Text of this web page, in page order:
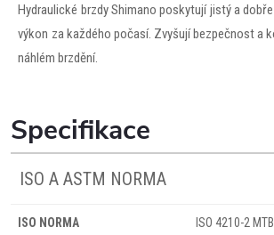
Hydraulické brzdy Shimano poskytují jistý a
výkon za každého počasí. Zvyšují bezpečnost a
náhlém brzdění.
Specifikace
ISO A ASTM NORMA
ISO NORMA ISO 4210-2